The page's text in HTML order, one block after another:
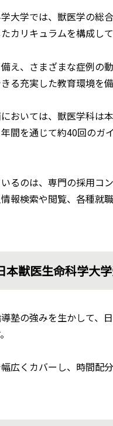
大学では、獣医学の総
カリキュラムを構成し
え、さまざまな症例の
る充実した教育環境を備
おいては、獣医学科は
間を通じて約40回のガ
るのは、専門の採用コ
報検索や閲覧、各種就
本獣医生命科学大
塾の強みを生かして、
広くカバーし、時間配